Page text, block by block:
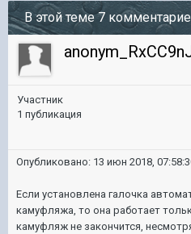
В этой теме 7
Участник
1 публикация
Опубликовано: 13 июн 2018,
Если установлена галочка
камуфляжа, то она работает
камуфляж не закончится,